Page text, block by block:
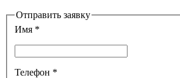
Отправить заявку
Имя *
Телефон *